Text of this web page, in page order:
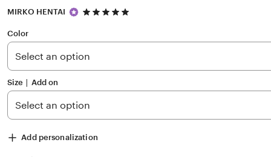
MIRKO HENTAI
5
5
stars
Color
Size ∣ Add on
Add personalization